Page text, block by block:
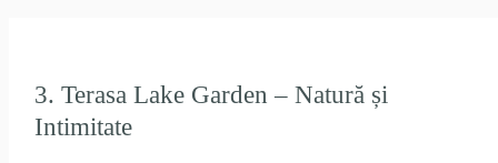
3. Terasa Lake Garden – Natură și
Intimitate